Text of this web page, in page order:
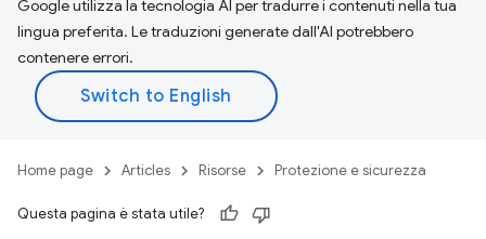
Google utilizza la tecnologia AI per tradurre i contenuti nella tua
lingua preferita. Le traduzioni generate dall'AI potrebbero
contenere errori.
Home page Articles Risorse Protezione e sicurezza
Questa pagina è stata utile?